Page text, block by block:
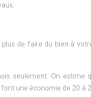
de faire du bien à
seulement. On estime
une économie de 20 à